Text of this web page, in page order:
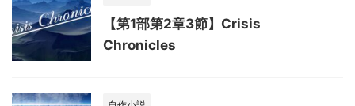
【第1部第2章3節】Crisis
Chronicles